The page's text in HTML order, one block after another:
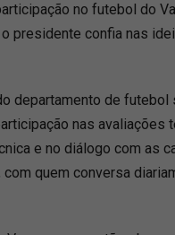
no futebol do
presidente confia nas
departamento de futebol
nas avaliações
e no diálogo com as
quem conversa